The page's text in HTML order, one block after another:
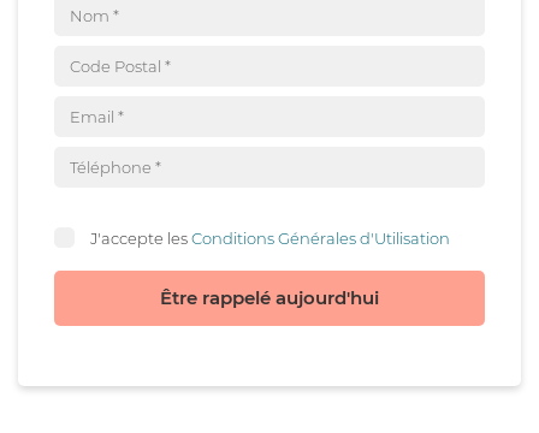
J'accepte lesConditions Générales d'Utilisation
Être rappelé aujourd'hui